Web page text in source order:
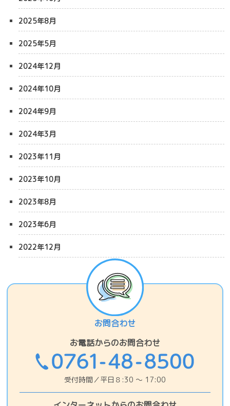
2025年8月
2025年5月
2024年12月
2024年10月
2024年9月
2024年3月
2023年11月
2023年10月
2023年8月
2023年6月
2022年12月
お問合わせ
お電話からのお問合わせ
受付時間／平日８:30 〜 17:00